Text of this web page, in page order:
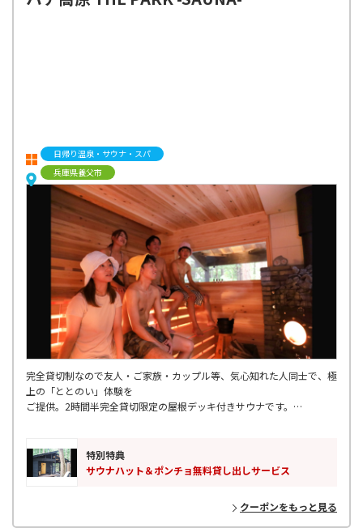
日帰り温泉・サウナ・スパ
兵庫県養父市
完全貸切制なので友人・ご家族・カップル等、気心知れた人同士で、極
上の「ととのい」体験を
ご提供。2時間半完全貸切限定の屋根デッキ付きサウナです。
特別特典
サウナハット＆ポンチョ無料貸し出しサービス
クーポンをもっと見る